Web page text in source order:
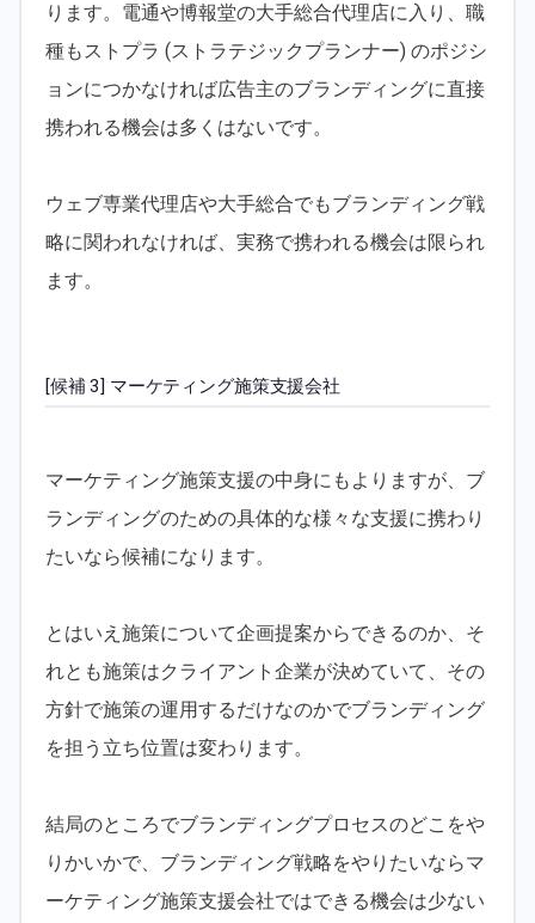
ります。電通や博報堂の大手総合代理店に入り、職
種もストプラ (ストラテジックプランナー) のポジシ
ョンにつかなければ広告主のブランディングに直接
携われる機会は多くはないです。
ウェブ専業代理店や大手総合でもブランディング戦
略に関われなければ、実務で携われる機会は限られ
ます。
[候補 3] マーケティング施策支援会社
マーケティング施策支援の中身にもよりますが、ブ
ランディングのための具体的な様々な支援に携わり
たいなら候補になります。
とはいえ施策について企画提案からできるのか、そ
れとも施策はクライアント企業が決めていて、その
方針で施策の運用するだけなのかでブランディング
を担う立ち位置は変わります。
結局のところでブランディングプロセスのどこをや
りかいかで、ブランディング戦略をやりたいならマ
ーケティング施策支援会社ではできる機会は少ない